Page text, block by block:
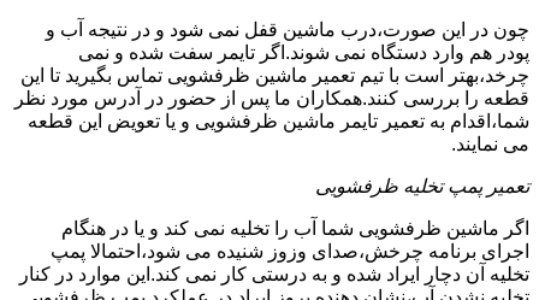
چون در این صورت،درب ماشین قفل نمی شود و در نتیجه آب و
پودر هم وارد دستگاه نمی شوند.اگر تایمر سفت شده و نمی
چرخد،بهتر است با تیم تعمیر ماشین ظرفشویی تماس بگیرید تا این
قطعه را بررسی کنند.همکاران ما پس از حضور در آدرس مورد نظر
شما،اقدام به تعمیر تایمر ماشین ظرفشویی و یا تعویض این قطعه
می نمایند.
تعمیر پمپ تخلیه ظرفشویی
اگر ماشین ظرفشویی شما آب را تخلیه نمی کند و یا در هنگام
اجرای برنامه چرخش،صدای وزوز شنیده می شود،احتمالا پمپ
تخلیه آن دچار ایراد شده و به درستی کار نمی کند.این موارد در کنار